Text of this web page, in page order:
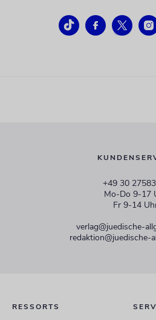
+49 30
Mo-Do 9-17
Fr 9-14
verlag@juedische-
redaktion@juedische-
RESSORTS